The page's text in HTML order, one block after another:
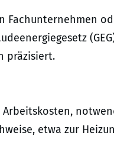
Fachunternehmen
präzisiert.
etwa zur